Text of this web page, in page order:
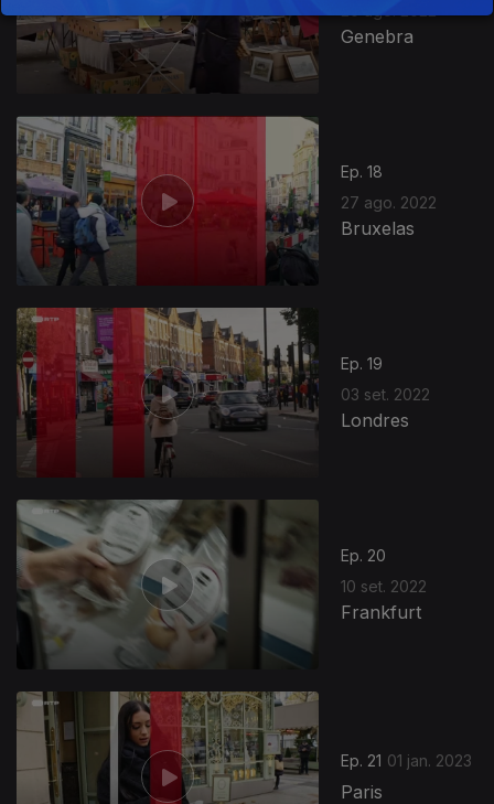
20 ago. 2022
Genebra
Ep. 18
27 ago. 2022
Bruxelas
Ep. 19
03 set. 2022
Londres
Ep. 20
10 set. 2022
Frankfurt
Ep. 21 01 jan. 2023
Paris